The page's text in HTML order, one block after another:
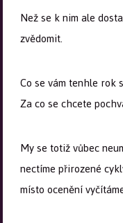
Než se k nim ale
zvědomit.
Co se vám tenhle rok
Za co se chcete
My se totiž vůbec
nectíme přirozené
místo ocenění